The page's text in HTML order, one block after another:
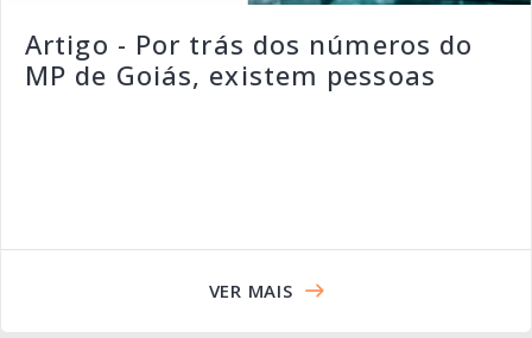
Artigo - Por trás dos números do
MP de Goiás, existem pessoas
VER MAIS